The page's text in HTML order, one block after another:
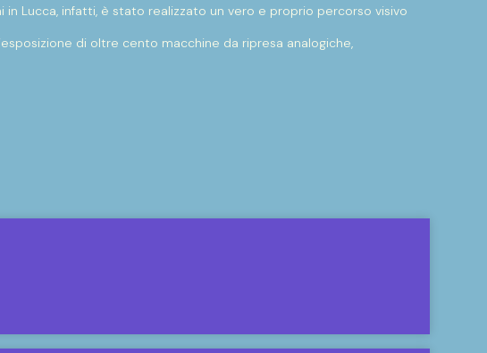
in Lucca, infatti, è stato realizzato un vero e proprio percorso visivo
di oltre cento macchine da ripresa analogiche,